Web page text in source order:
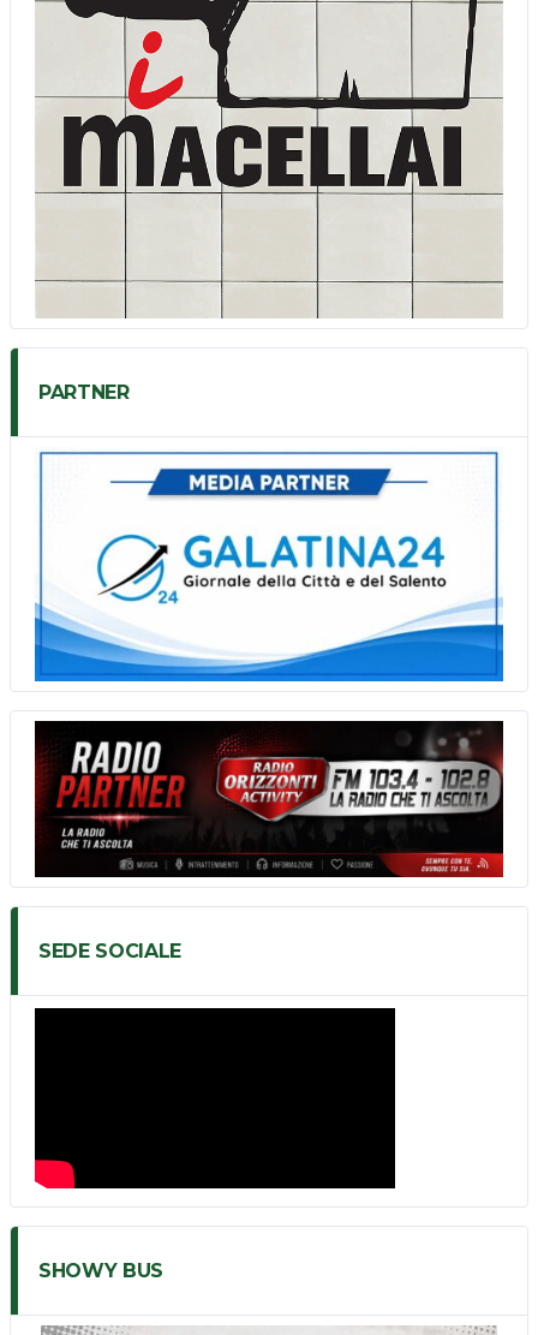
PARTNER
SEDE SOCIALE
SHOWY BUS